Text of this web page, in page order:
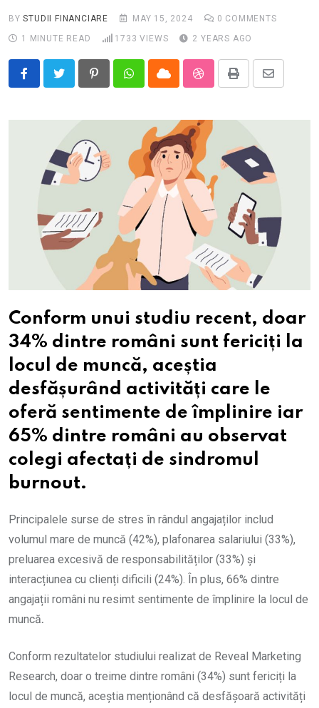
BYSTUDII FINANCIARE MAY 15, 2024 0 COMMENTS
1 MINUTE READ
1733 VIEWS 2 YEARS AGO
PinterestWhatsappCloud StumbleUpon
Print
Share
Email
Conform unui studiu recent, doar
34% dintre români sunt fericiți la
locul de muncă, aceștia
desfășurând activități care le
oferă sentimente de împlinire iar
65% dintre români au observat
colegi afectați de sindromul
burnout.
Principalele surse de stres în rândul angajaților includ
volumul mare de muncă (42%), plafonarea salariului (33%),
preluarea excesivă de responsabilităților (33%) și
interacțiunea cu clienți dificili (24%). În plus, 66% dintre
angajații români nu resimt sentimente de împlinire la locul de
muncă.
Conform rezultatelor studiului realizat de Reveal Marketing
Research, doar o treime dintre români (34%) sunt fericiți la
locul de muncă, aceștia menționând că desfășoară activități